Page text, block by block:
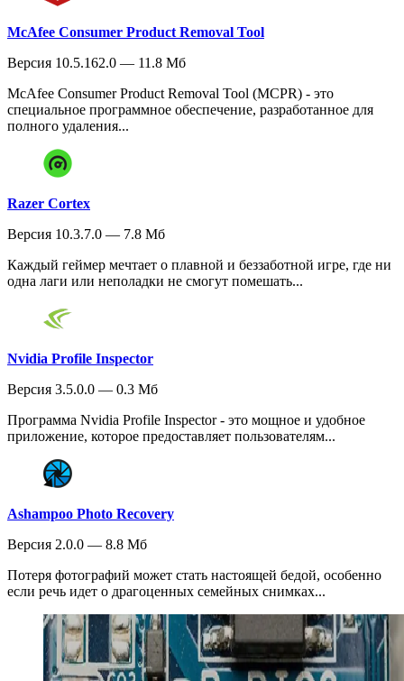
McAfee Consumer Product Removal Tool
Версия 10.5.162.0 — 11.8 Мб
McAfee Consumer Product Removal Tool (MCPR) - это
специальное программное обеспечение, разработанное для
полного удаления...
Razer Cortex
Версия 10.3.7.0 — 7.8 Мб
Каждый геймер мечтает о плавной и беззаботной игре, где ни
одна лаги или неполадки не смогут помешать...
Nvidia Profile Inspector
Версия 3.5.0.0 — 0.3 Мб
Программа Nvidia Profile Inspector - это мощное и удобное
приложение, которое предоставляет пользователям...
Ashampoo Photo Recovery
Версия 2.0.0 — 8.8 Мб
Потеря фотографий может стать настоящей бедой, особенно
если речь идет о драгоценных семейных снимках...